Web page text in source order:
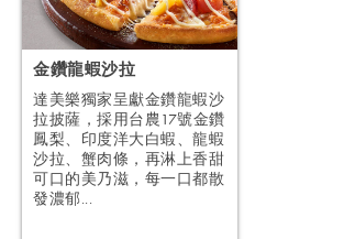
金鑽龍蝦沙拉
達美樂獨家呈獻金鑽龍蝦沙
拉披薩，採用台農17號金鑽
鳳梨、印度洋大白蝦、龍蝦
沙拉、蟹肉條，再淋上香甜
可口的美乃滋，每一口都散
發濃郁...